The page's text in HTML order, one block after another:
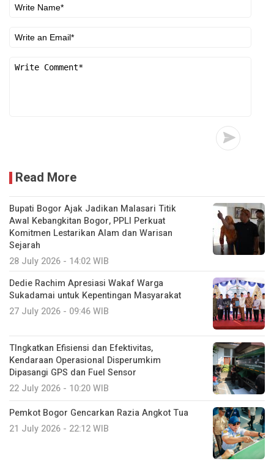
Read More
Bupati Bogor Ajak Jadikan Malasari Titik
Awal Kebangkitan Bogor, PPLI Perkuat
Komitmen Lestarikan Alam dan Warisan
Sejarah
28 July 2026 - 14:02 WIB
Dedie Rachim Apresiasi Wakaf Warga
Sukadamai untuk Kepentingan Masyarakat
27 July 2026 - 09:46 WIB
TIngkatkan Efisiensi dan Efektivitas,
Kendaraan Operasional Disperumkim
Dipasangi GPS dan Fuel Sensor
22 July 2026 - 10:20 WIB
Pemkot Bogor Gencarkan Razia Angkot Tua
21 July 2026 - 22:12 WIB